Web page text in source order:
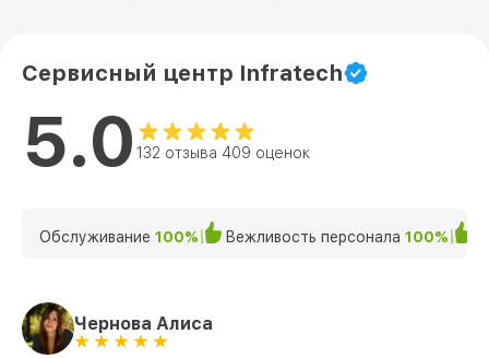
Сервисный центр Infratech
5.0 132 отзыва 409 оценок
Обслуживание 100% Вежливость персонала 100%
Чернова Алиса